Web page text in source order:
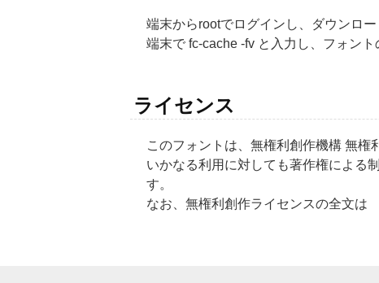
端末からrootでログインし、ダウンロ
端末で fc-cache -fv と入力し、フォン
ライセンス
このフォントは、無権利創作機構 無権
いかなる利用に対しても著作権による
す。
なお、無権利創作ライセンスの全文は